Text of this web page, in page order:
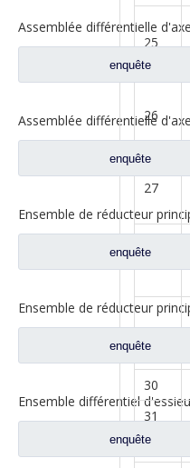
enquête
enquête
enquête
enquête
enquête
25
26
27
28
29
30
31
32